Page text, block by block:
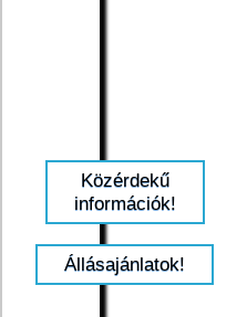
Közérdekű
információk!
Állásajánlatok!